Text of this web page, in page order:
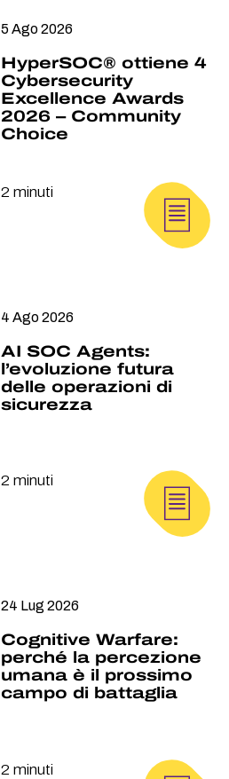
5 Ago 2026
HyperSOC® ottiene 4
Cybersecurity
Excellence Awards
2026 – Community
Choice
2 minuti
4 Ago 2026
AI SOC Agents:
l’evoluzione futura
delle operazioni di
sicurezza
2 minuti
24 Lug 2026
Cognitive Warfare:
perché la percezione
umana è il prossimo
campo di battaglia
2 minuti